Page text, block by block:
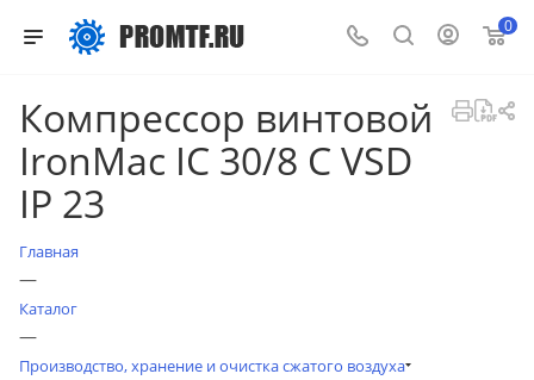
0
Компрессор винтовой
IronMac IC 30/8 C VSD
IP 23
Главная
—
Каталог
—
Производство, хранение и очистка сжатого воздуха